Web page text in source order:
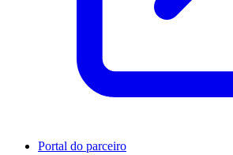
Portal do parceiro